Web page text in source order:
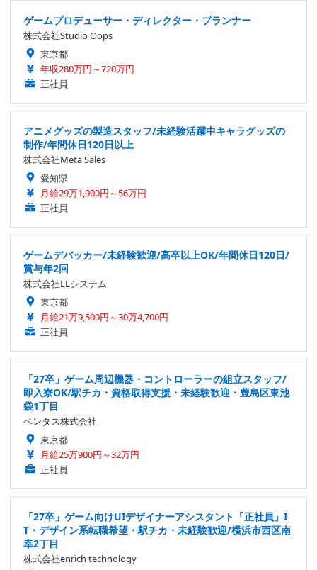
ゲームプロデューサー・ディレクター・プランナー
株式会社Studio Oops
東京都
年収280万円～720万円
正社員
アニメグッズの製造スタッフ/未経験活躍中キャラグッズの
制作/年間休日120日以上
株式会社Meta Sales
愛知県
月給29万1,900円～56万円
正社員
ゲームデバッカー/未経験歓迎/高卒以上OK/年間休日120日/
賞与年2回
株式会社ELシステム
東京都
月給21万9,500円～30万4,700円
正社員
「27卒」ゲーム周辺機器・コントローラーの組立スタッフ/
即入寮OK/駅チカ・資格取得支援・未経験歓迎・豊島区東池
袋1丁目
ベンタス株式会社
東京都
月給25万900円～32万円
正社員
「27卒」ゲーム向けUIデザイナーアシスタント「正社員」I
T・デザイン系転職希望・駅チカ・未経験歓迎/横浜市西区南
幸2丁目
株式会社enrich technology